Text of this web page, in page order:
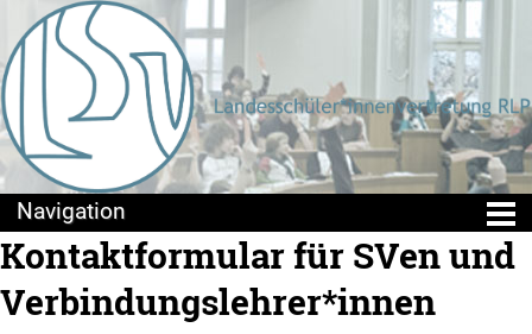
Die LSV
Positionen & Lesestoff
Kontaktformular für SVen und
Verbindungslehrer*innen